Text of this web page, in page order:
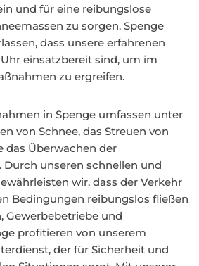
und für eine reibungslose
zu sorgen. Spenge
dass unsere erfahrenen
einsatzbereit sind, um im
zu ergreifen.
in Spenge umfassen unter
von Schnee, das Streuen von
das Überwachen der
Durch unseren schnellen und
wir, dass der Verkehr
Bedingungen reibungslos fließen
Gewerbebetriebe und
profitieren von unserem
der für Sicherheit und